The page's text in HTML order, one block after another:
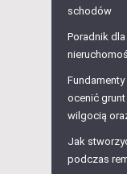
schodów
Poradnik
ocenić
wilgocią
Jak
podczas